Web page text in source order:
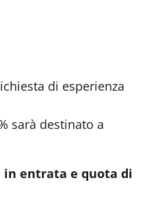
di esperienza
sarà destinato a
entrata e quota di